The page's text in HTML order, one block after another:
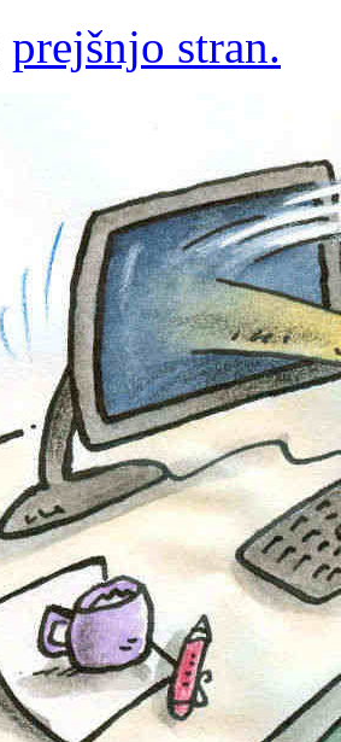
prejšnjo stran.